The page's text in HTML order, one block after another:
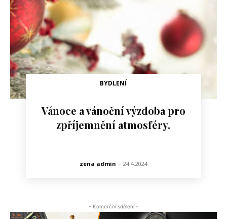
BYDLENÍ
Vánoce a vánoční výzdoba pro
zpříjemnění atmosféry.
zena admin - 24.4.2024
- Komerční sdělení -